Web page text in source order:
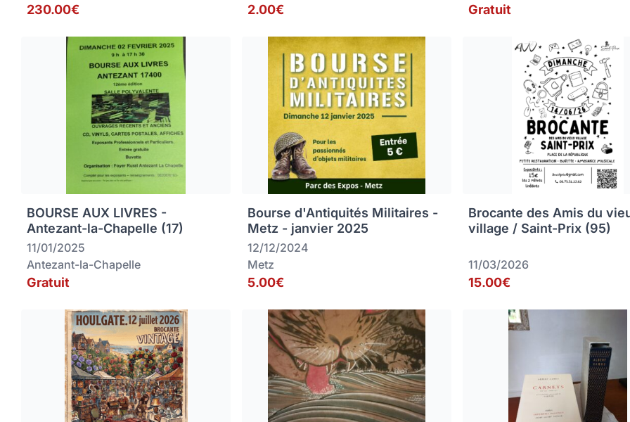
230.00€ 2.00€ Gratuit
BOURSE AUX LIVRES -
Antezant-la-Chapelle (17)
11/01/2025
Antezant-la-Chapelle
Gratuit
Bourse d'Antiquités Militaires -
Metz - janvier 2025
12/12/2024
Metz
5.00€
Brocante des Amis du
village / Saint-Prix (95)
11/03/2026
15.00€